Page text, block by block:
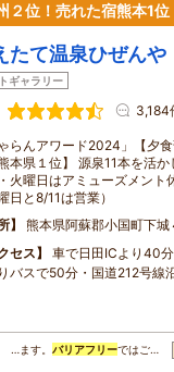
２位！売れた宿熊本1位
たて温泉ひぜんや
ギャラリー
3,184
ゃらんアワード2024」【夕
本県１位】 源泉11本を活
火曜日はアミューズメン
日と8/11は営業）
熊本県阿蘇郡小国町下城
セス
車で日田ICより40
バスで50分・国道212号線
…ます。 バリアフリーではご…